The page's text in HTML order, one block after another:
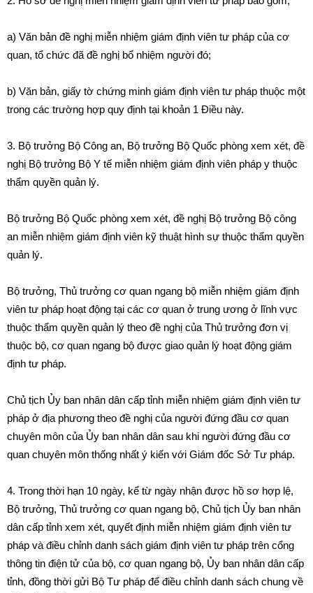
a) Văn bản đề nghị miễn nhiệm giám định viên tư pháp của cơ
quan, tổ chức đã đề nghị bổ nhiệm người đó;
b) Văn bản, giấy tờ chứng minh giám định viên tư pháp thuộc một
trong các trường hợp quy định tại khoản 1 Điều này.
3. Bộ trưởng Bộ Công an, Bộ trưởng Bộ Quốc phòng xem xét, đề
nghị Bộ trưởng Bộ Y tế miễn nhiệm giám định viên pháp y thuộc
thẩm quyền quản lý.
Bộ trưởng Bộ Quốc phòng xem xét, đề nghị Bộ trưởng Bộ công
an miễn nhiệm giám định viên kỹ thuật hình sự thuộc thẩm quyền
quản lý.
Bộ trưởng, Thủ trưởng cơ quan ngang bộ miễn nhiệm giám định
viên tư pháp hoạt động tại các cơ quan ở trung ương ở lĩnh vực
thuộc thẩm quyền quản lý theo đề nghị của Thủ trưởng đơn vị
thuộc bộ, cơ quan ngang bộ được giao quản lý hoạt động giám
định tư pháp.
Chủ tịch Ủy ban nhân dân cấp tỉnh miễn nhiệm giám định viên tư
pháp ở địa phương theo đề nghị của người đứng đầu cơ quan
chuyên môn của Ủy ban nhân dân sau khi người đứng đầu cơ
quan chuyên môn thống nhất ý kiến với Giám đốc Sở Tư pháp.
4. Trong thời hạn 10 ngày, kể từ ngày nhận được hồ sơ hợp lệ,
Bộ trưởng, Thủ trưởng cơ quan ngang bộ, Chủ tịch Ủy ban nhân
dân cấp tỉnh xem xét, quyết định miễn nhiệm giám định viên tư
pháp và điều chỉnh danh sách giám định viên tư pháp trên cổng
thông tin điện tử của bộ, cơ quan ngang bộ, Ủy ban nhân dân cấp
tỉnh, đồng thời gửi Bộ Tư pháp để điều chỉnh danh sách chung về